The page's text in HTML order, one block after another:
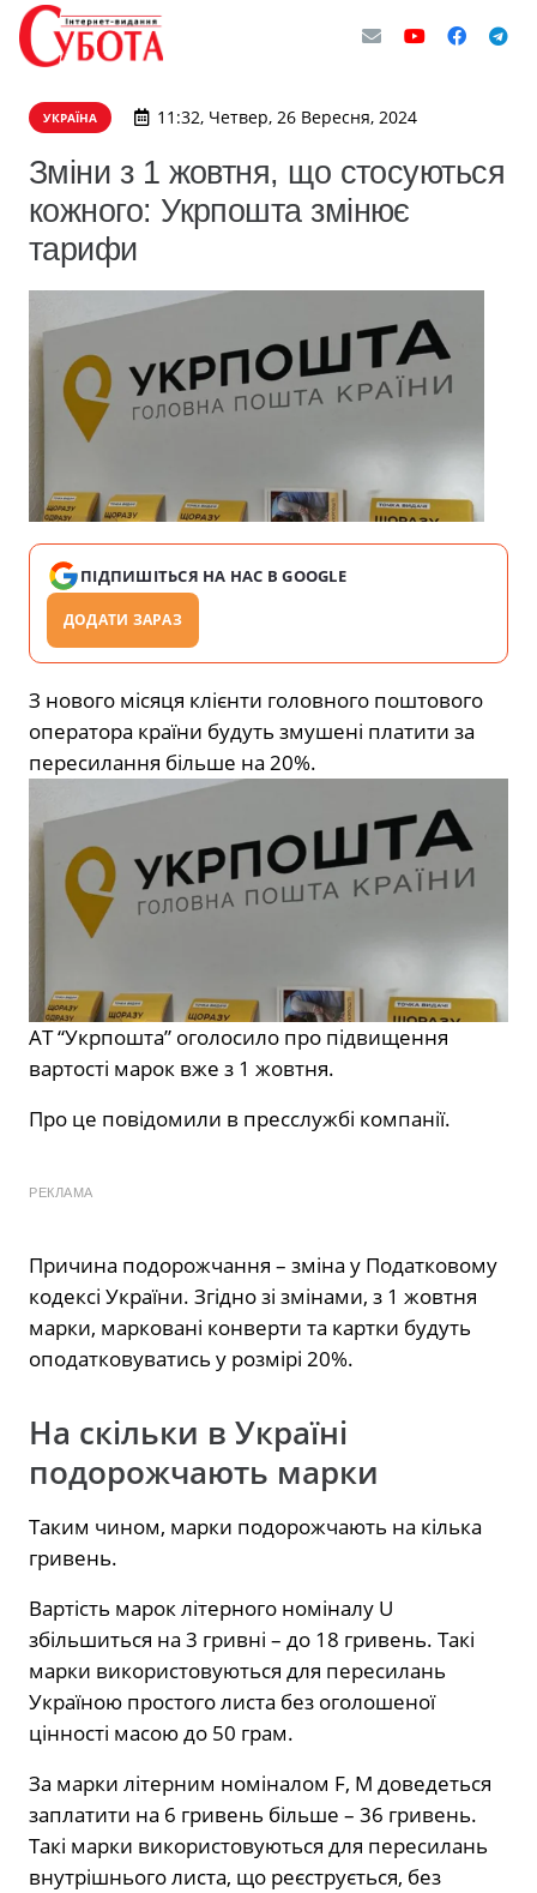
УКРАЇНА 11:32, Четвер, 26 Вересня, 2024
Зміни з 1 жовтня, що стосуються
кожного: Укрпошта змінює
тарифи
ПІДПИШІТЬСЯ НА НАС В GOOGLE
ДОДАТИ ЗАРАЗ
З нового місяця клієнти головного поштового
оператора країни будуть змушені платити за
пересилання більше на 20%.
АТ “Укрпошта” оголосило про підвищення
вартості марок вже з 1 жовтня.
Про це повідомили в пресслужбі компанії.
РЕКЛАМА
Причина подорожчання – зміна у Податковому
кодексі України. Згідно зі змінами, з 1 жовтня
марки, марковані конверти та картки будуть
оподатковуватись у розмірі 20%.
На скільки в Україні
подорожчають марки
Таким чином, марки подорожчають на кілька
гривень.
Вартість марок літерного номіналу U
збільшиться на 3 гривні – до 18 гривень. Такі
марки використовуються для пересилань
Україною простого листа без оголошеної
цінності масою до 50 грам.
За марки літерним номіналом F, M доведеться
заплатити на 6 гривень більше – 36 гривень.
Такі марки використовуються для пересилань
внутрішнього листа, що реєструється, без